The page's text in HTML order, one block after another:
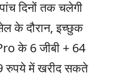
दिनों तक चलेगी
के दौरान, इच्छुक
के 6 जीबी + 64
रुपये में खरीद सकते